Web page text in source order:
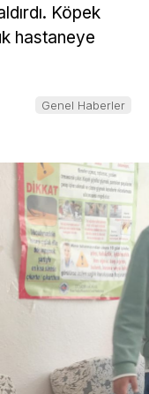
Köpek
hastaneye
Genel Haberler